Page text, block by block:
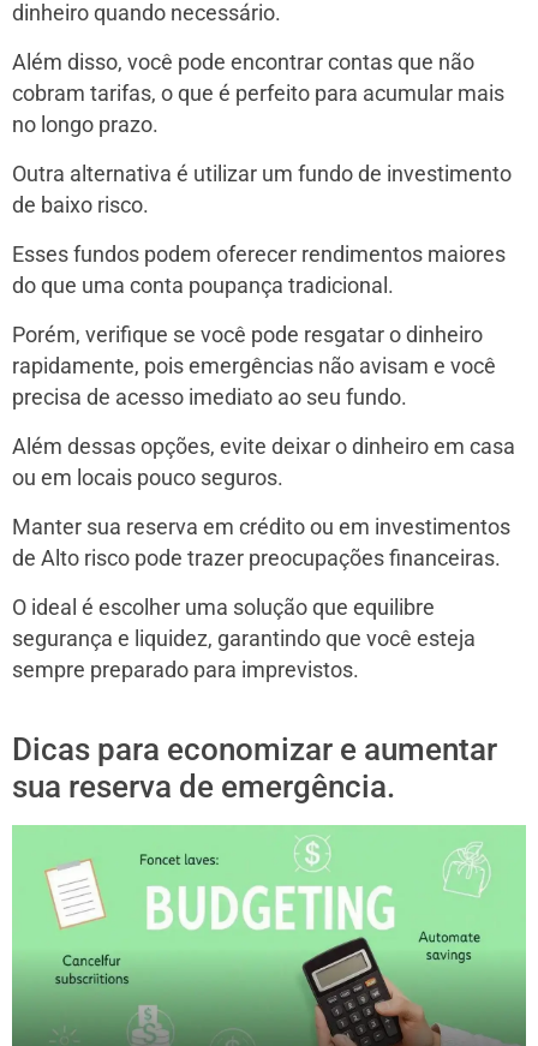
dinheiro quando necessário.
Além disso, você pode encontrar contas que não
cobram tarifas, o que é perfeito para acumular mais
no longo prazo.
Outra alternativa é utilizar um fundo de investimento
de baixo risco.
Esses fundos podem oferecer rendimentos maiores
do que uma conta poupança tradicional.
Porém, verifique se você pode resgatar o dinheiro
rapidamente, pois emergências não avisam e você
precisa de acesso imediato ao seu fundo.
Além dessas opções, evite deixar o dinheiro em casa
ou em locais pouco seguros.
Manter sua reserva em crédito ou em investimentos
de Alto risco pode trazer preocupações financeiras.
O ideal é escolher uma solução que equilibre
segurança e liquidez, garantindo que você esteja
sempre preparado para imprevistos.
Dicas para economizar e aumentar
sua reserva de emergência.